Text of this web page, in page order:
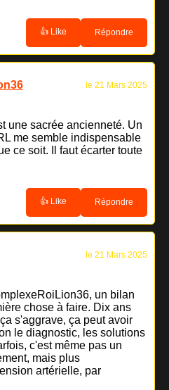
👍 Like Répondre
le 21 Mars 2025
une sacrée ancienneté. Un
me semble indispensable
ce soit. Il faut écarter toute
👍 Like Répondre
le 21 Mars 2025
un bilan
chose à faire. Dix ans
s'aggrave, ça peut avoir
le diagnostic, les solutions
c'est même pas un
mais plus
artérielle, par